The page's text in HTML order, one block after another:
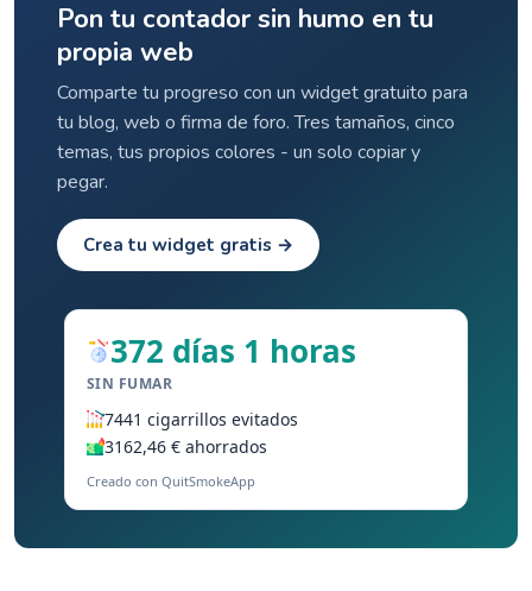
Pon tu contador sin humo en tu
propia web
Comparte tu progreso con un widget gratuito para
tu blog, web o firma de foro. Tres tamaños, cinco
temas, tus propios colores - un solo copiar y
pegar.
Crea tu widget gratis →
372 días 1 horas
SIN FUMAR
7441 cigarrillos evitados
3162,46 € ahorrados
Creado con QuitSmokeApp